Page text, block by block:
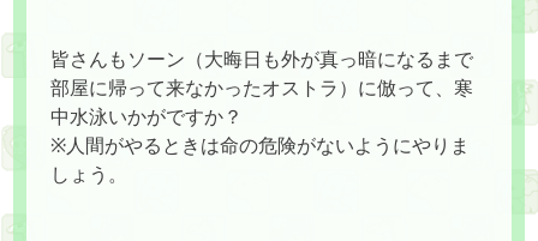
皆さんもソーン（大晦日も外が真っ暗になるまで
部屋に帰って来なかったオストラ）に倣って、寒
中水泳いかがですか？
※人間がやるときは命の危険がないようにやりま
しょう。